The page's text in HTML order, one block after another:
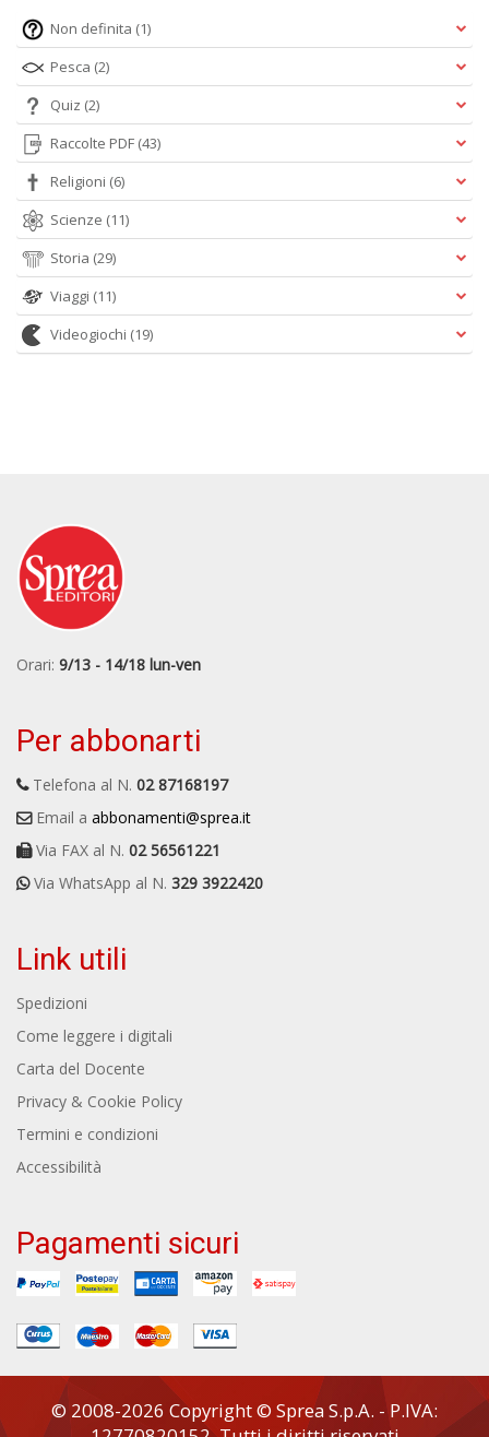
Non definita (1)
Pesca (2)
Quiz (2)
Raccolte PDF (43)
Religioni (6)
Scienze (11)
Storia (29)
Viaggi (11)
Videogiochi (19)
Orari: 9/13 - 14/18 lun-ven
Per abbonarti
Telefona al N. 02 87168197
Email a abbonamenti@sprea.it
Via FAX al N. 02 56561221
Via WhatsApp al N. 329 3922420
Link utili
Spedizioni
Come leggere i digitali
Carta del Docente
Privacy & Cookie Policy
Termini e condizioni
Accessibilità
Pagamenti sicuri
© 2008-2026 Copyright © Sprea S.p.A. - P.IVA: